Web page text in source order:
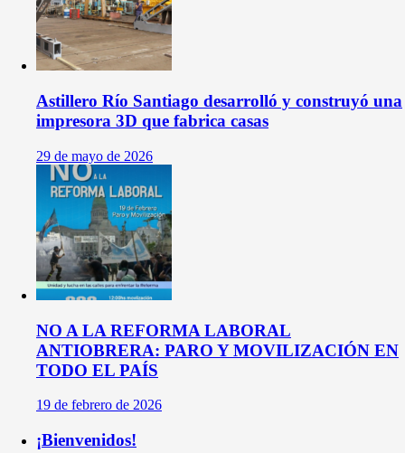
Astillero Río Santiago desarrolló y construyó una
impresora 3D que fabrica casas
29 de mayo de 2026
NO A LA REFORMA LABORAL
ANTIOBRERA: PARO Y MOVILIZACIÓN EN
TODO EL PAÍS
19 de febrero de 2026
¡Bienvenidos!